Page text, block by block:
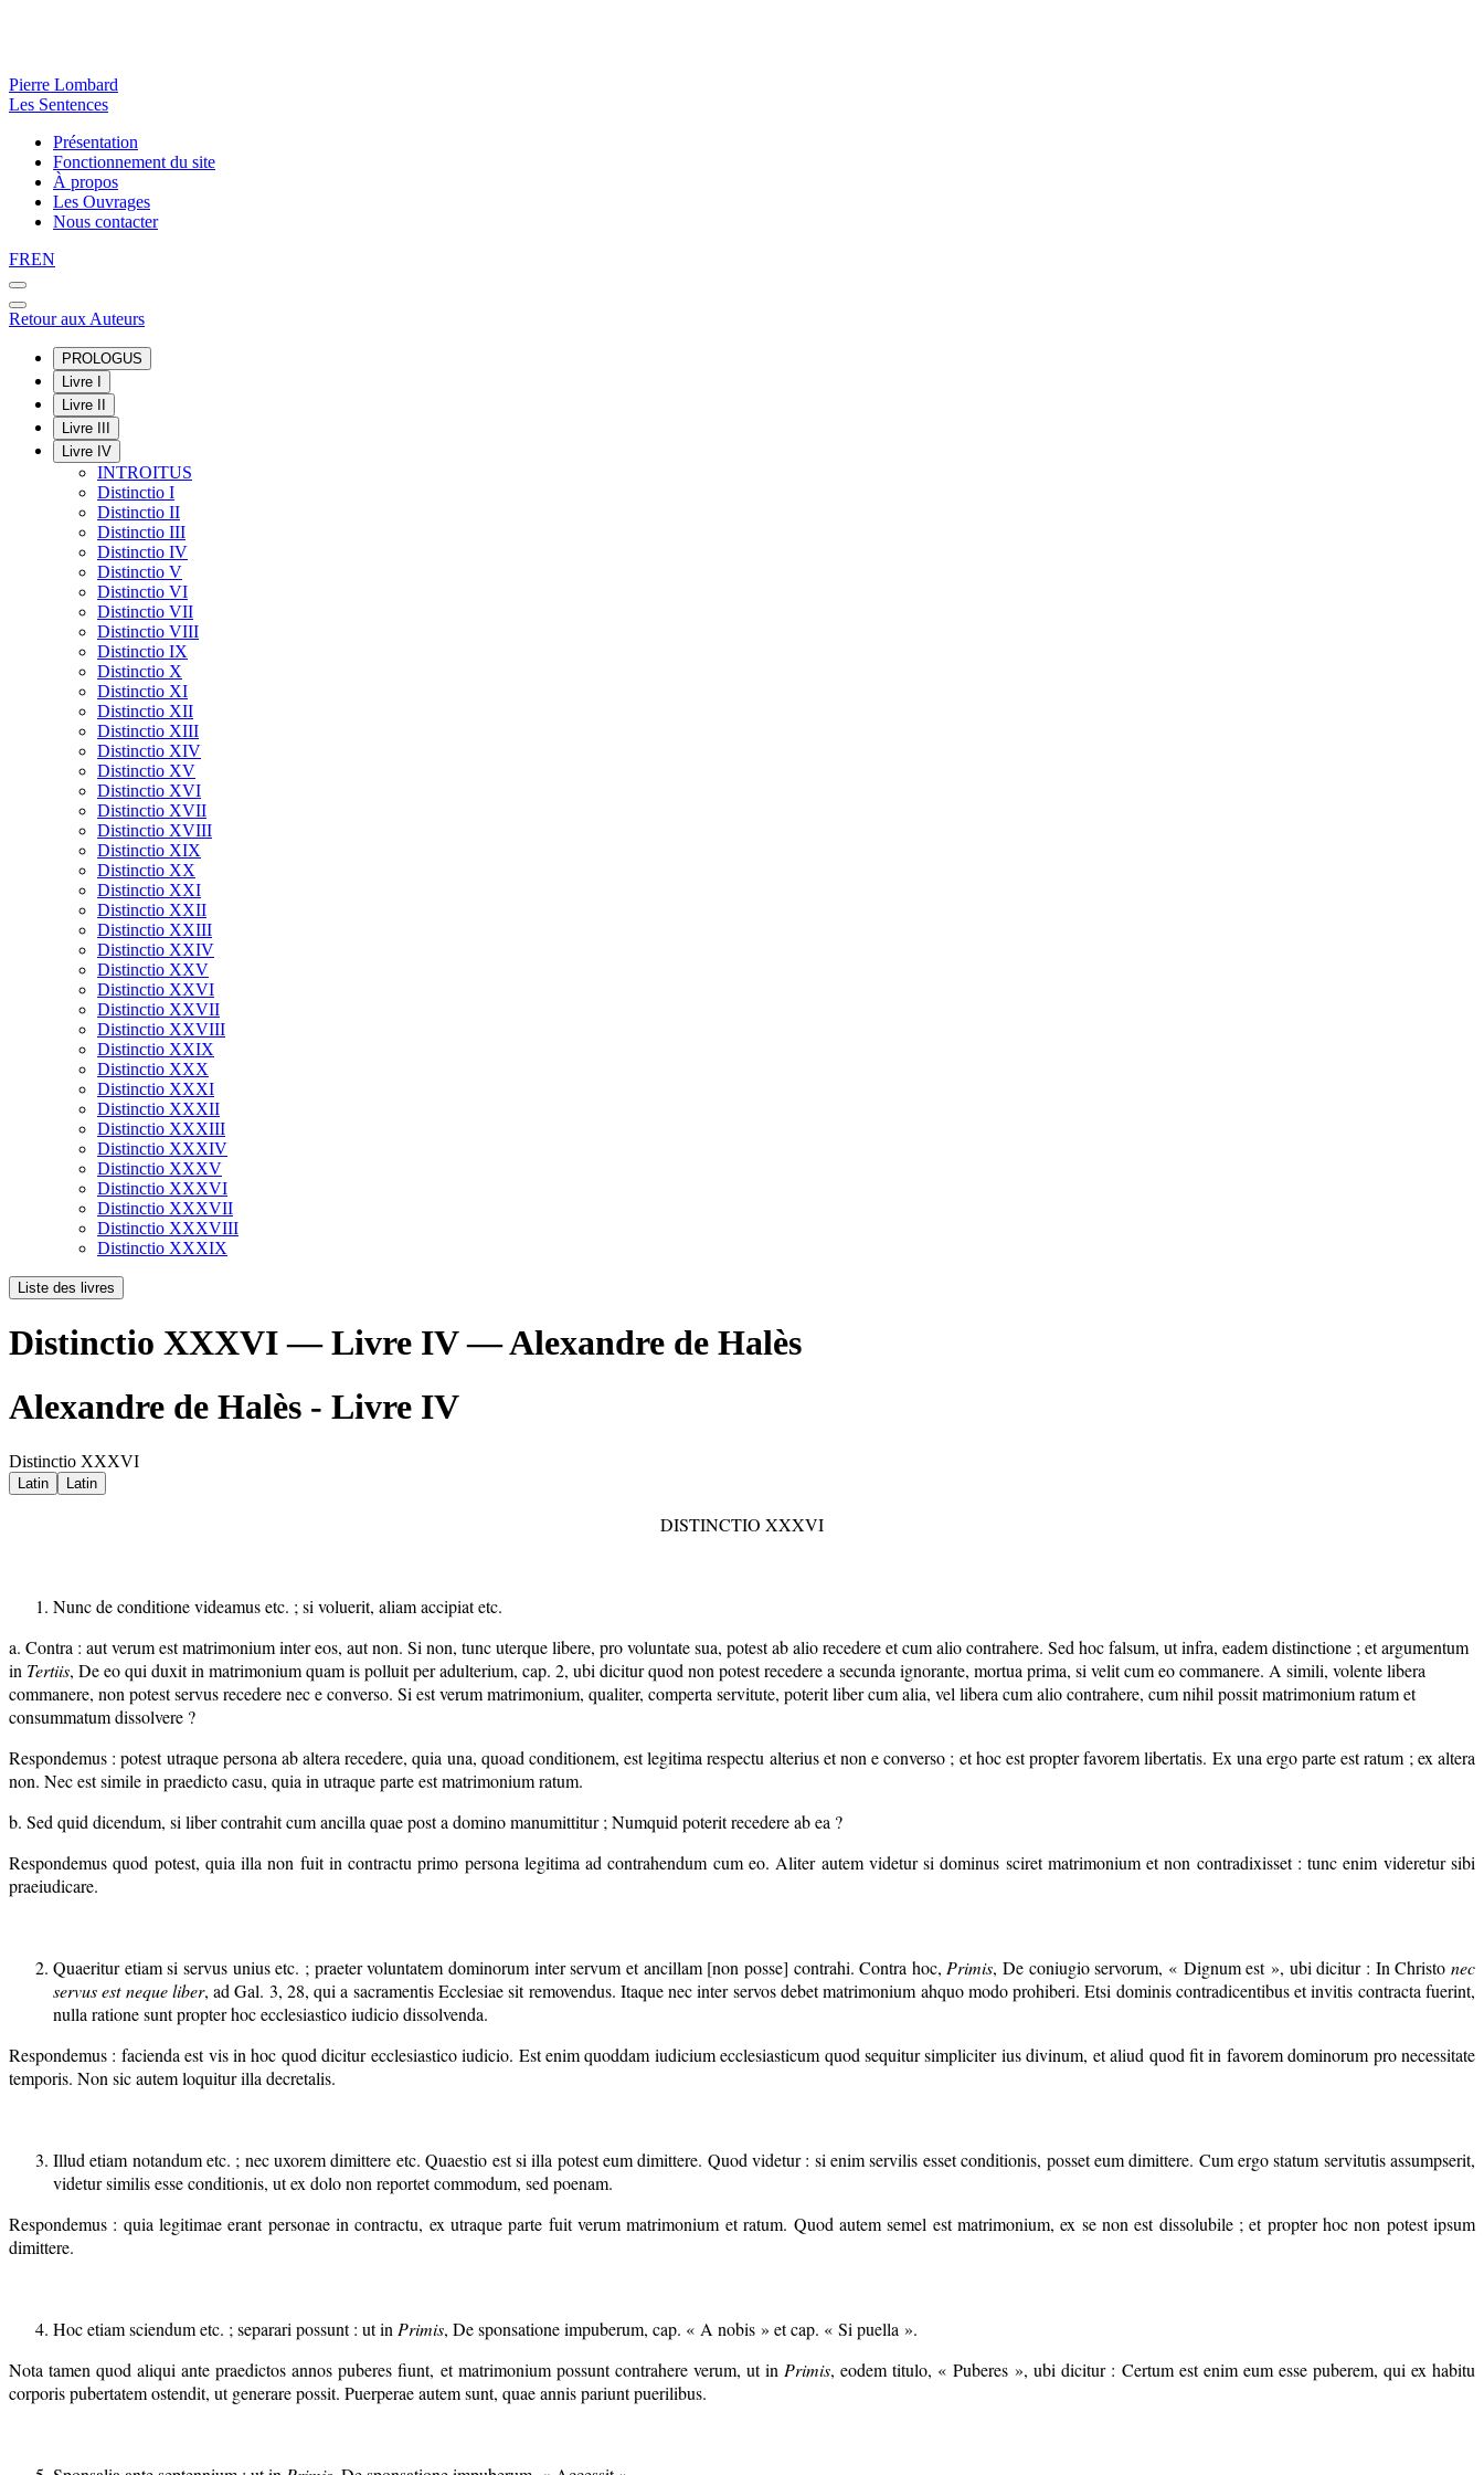
Pierre Lombard
Les Sentences
Présentation
Fonctionnement du site
À propos
Les Ouvrages
Nous contacter
FREN
Retour aux Auteurs
PROLOGUS
Livre I
Livre II
Livre III
Livre IV
INTROITUS
Distinctio I
Distinctio II
Distinctio III
Distinctio IV
Distinctio V
Distinctio VI
Distinctio VII
Distinctio VIII
Distinctio IX
Distinctio X
Distinctio XI
Distinctio XII
Distinctio XIII
Distinctio XIV
Distinctio XV
Distinctio XVI
Distinctio XVII
Distinctio XVIII
Distinctio XIX
Distinctio XX
Distinctio XXI
Distinctio XXII
Distinctio XXIII
Distinctio XXIV
Distinctio XXV
Distinctio XXVI
Distinctio XXVII
Distinctio XXVIII
Distinctio XXIX
Distinctio XXX
Distinctio XXXI
Distinctio XXXII
Distinctio XXXIII
Distinctio XXXIV
Distinctio XXXV
Distinctio XXXVI
Distinctio XXXVII
Distinctio XXXVIII
Distinctio XXXIX
Liste des livres
Distinctio XXXVI — Livre IV — Alexandre de Halès
Alexandre de Halès - Livre IV
Distinctio XXXVI
Latin Latin
DISTINCTIO XXXVI
Nunc de conditione videamus etc. ; si voluerit, aliam accipiat etc.
a. Contra : aut verum est matrimonium inter eos, aut non. Si non, tunc uterque libere, pro voluntate sua, potest ab alio recedere et cum alio contrahere. Sed hoc falsum, ut infra, eadem distinctione ; et argumentum
in Tertiis, De eo qui duxit in matrimonium quam is polluit per adulterium, cap. 2, ubi dicitur quod non potest recedere a secunda ignorante, mortua prima, si velit cum eo commanere. A simili, volente libera
commanere, non potest servus recedere nec e converso. Si est verum matrimonium, qualiter, comperta servitute, poterit liber cum alia, vel libera cum alio contrahere, cum nihil possit matrimonium ratum et
consummatum dissolvere ?
Respondemus : potest utraque persona ab altera recedere, quia una, quoad conditionem, est legitima respectu alterius et non e converso ; et hoc est propter favorem libertatis. Ex una ergo parte est ratum ; ex altera
non. Nec est simile in praedicto casu, quia in utraque parte est matrimonium ratum.
b. Sed quid dicendum, si liber contrahit cum ancilla quae post a domino manumittitur ; Numquid poterit recedere ab ea ?
Respondemus quod potest, quia illa non fuit in contractu primo persona legitima ad contrahendum cum eo. Aliter autem videtur si dominus sciret matrimonium et non contradixisset : tunc enim videretur sibi
praeiudicare.
Quaeritur etiam si servus unius etc. ; praeter voluntatem dominorum inter servum et ancillam [non posse] contrahi. Contra hoc, Primis, De coniugio servorum, « Dignum est », ubi dicitur : In Christo nec
servus est neque liber, ad Gal. 3, 28, qui a sacramentis Ecclesiae sit removendus. Itaque nec inter servos debet matrimonium ahquo modo prohiberi. Etsi dominis contradicentibus et invitis contracta fuerint,
nulla ratione sunt propter hoc ecclesiastico iudicio dissolvenda.
Respondemus : facienda est vis in hoc quod dicitur ecclesiastico iudicio. Est enim quoddam iudicium ecclesiasticum quod sequitur simpliciter ius divinum, et aliud quod fit in favorem dominorum pro necessitate
temporis. Non sic autem loquitur illa decretalis.
Illud etiam notandum etc. ; nec uxorem dimittere etc. Quaestio est si illa potest eum dimittere. Quod videtur : si enim servilis esset conditionis, posset eum dimittere. Cum ergo statum servitutis assumpserit,
videtur similis esse conditionis, ut ex dolo non reportet commodum, sed poenam.
Respondemus : quia legitimae erant personae in contractu, ex utraque parte fuit verum matrimonium et ratum. Quod autem semel est matrimonium, ex se non est dissolubile ; et propter hoc non potest ipsum
dimittere.
Hoc etiam sciendum etc. ; separari possunt : ut in Primis, De sponsatione impuberum, cap. « A nobis » et cap. « Si puella ».
Nota tamen quod aliqui ante praedictos annos puberes fiunt, et matrimonium possunt contrahere verum, ut in Primis, eodem titulo, « Puberes », ubi dicitur : Certum est enim eum esse puberem, qui ex habitu
corporis pubertatem ostendit, ut generare possit. Puerperae autem sunt, quae annis pariunt puerilibus.